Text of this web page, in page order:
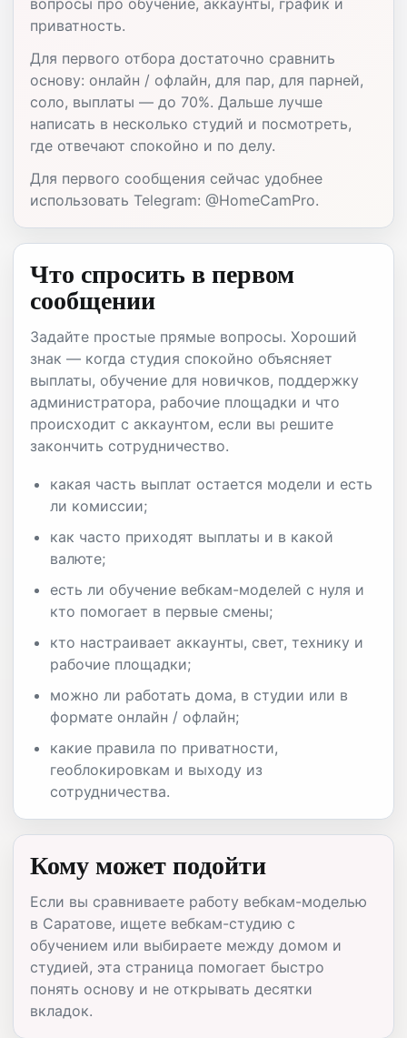
приватность.
Для первого отбора достаточно сравнить
основу: онлайн / офлайн, для пар, для парней,
соло, выплаты — до 70%. Дальше лучше
написать в несколько студий и посмотреть,
где отвечают спокойно и по делу.
Для первого сообщения сейчас удобнее
использовать Telegram: @HomeCamPro.
Что спросить в первом
сообщении
Задайте простые прямые вопросы. Хороший
знак — когда студия спокойно объясняет
выплаты, обучение для новичков, поддержку
администратора, рабочие площадки и что
происходит с аккаунтом, если вы решите
закончить сотрудничество.
какая часть выплат остается модели и есть
ли комиссии;
как часто приходят выплаты и в какой
валюте;
есть ли обучение вебкам-моделей с нуля и
кто помогает в первые смены;
кто настраивает аккаунты, свет, технику и
рабочие площадки;
можно ли работать дома, в студии или в
формате онлайн / офлайн;
какие правила по приватности,
геоблокировкам и выходу из
сотрудничества.
Кому может подойти
Если вы сравниваете работу вебкам-моделью
в Саратове, ищете вебкам-студию с
обучением или выбираете между домом и
студией, эта страница помогает быстро
понять основу и не открывать десятки
вкладок.